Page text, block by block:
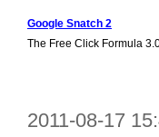
Google Snatch 2
The Free Click Formula
2011-08-17